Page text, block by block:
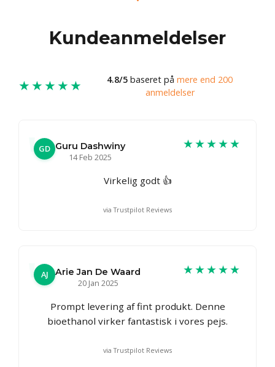
Kundeanmeldelser
★★★★★ 4.8/5 baseret på mere end 200
anmeldelser
GD Guru Dashwiny
14 Feb 2025
★★★★★
Virkelig godt 👍
via Trustpilot Reviews
AJ
Arie Jan De Waard
20 Jan 2025
★★★★★
Prompt levering af fint produkt. Denne
bioethanol virker fantastisk i vores pejs.
via Trustpilot Reviews